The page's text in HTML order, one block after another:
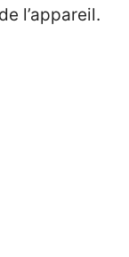
l’appareil.